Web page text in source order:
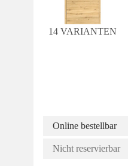
14 VARIANTEN
Online bestellbar
Nicht reservierbar